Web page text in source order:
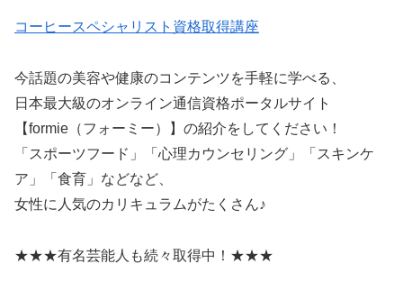
コーヒースペシャリスト資格取得講座
今話題の美容や健康のコンテンツを手軽に学べる、
日本最大級のオンライン通信資格ポータルサイト
【formie（フォーミー）】の紹介をしてください！
「スポーツフード」「心理カウンセリング」「スキンケ
ア」「食育」などなど、
女性に人気のカリキュラムがたくさん♪
★★★有名芸能人も続々取得中！★★★